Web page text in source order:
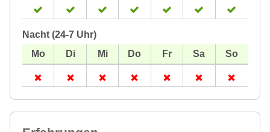
Nacht (24-7 Uhr)